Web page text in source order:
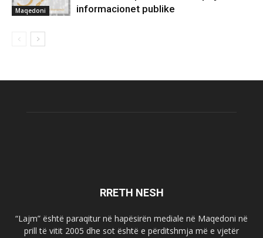
Maqedoni
informacionet publike
RRETH NESH
“Lajm” është paraqitur në hapësirën mediale në Maqedoni në
prill të vitit 2005 dhe sot është e përditshmja më e vjetër